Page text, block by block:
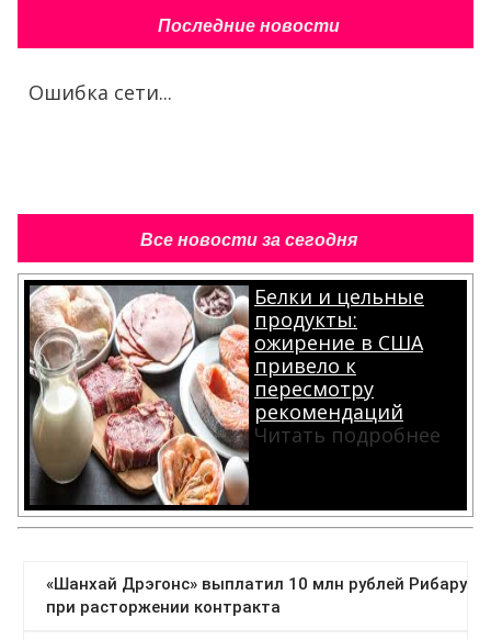
Последние новости
Ошибка сети...
Все новости за сегодня
Белки и цельные
продукты:
ожирение в США
привело к
пересмотру
рекомендаций
Читать подробнее